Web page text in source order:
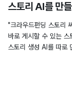
스토리 AI를 만
"크라우드펀딩 스토리
바로 게시할 수 있는
스토리 생성 AI를 따로